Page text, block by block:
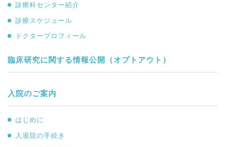
診療科センター紹介
診療スケジュール
ドクタープロフィール
臨床研究に関する情報公開（オプトアウト）
入院のご案内
はじめに
入退院の手続き